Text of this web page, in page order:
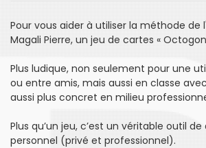
Pour vous aider à utiliser la méthode de
Magali Pierre, un jeu de cartes «
Plus ludique, non seulement pour une
ou entre amis, mais aussi en classe
aussi plus concret en milieu
Plus qu’un jeu, c’est un véritable outil
personnel (privé et professionnel).